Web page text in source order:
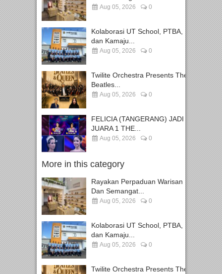
Aug 05, 2026 0
Kolaborasi UT School, PTBA,
dan Kamaju...
Aug 05, 2026 0
Twilite Orchestra Presents The
Beatles...
Aug 05, 2026 0
FELICIA (TANGERANG) JADI
JUARA 1 THE...
Aug 05, 2026 0
More in this category
Rayakan Perpaduan Warisan
Dan Semangat...
Aug 05, 2026 0
Kolaborasi UT School, PTBA,
dan Kamaju...
Aug 05, 2026 0
Twilite Orchestra Presents The